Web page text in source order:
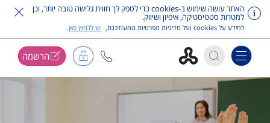
לדלג על תפריט ראשי
האתר עושה שימוש ב-cookies כדי לספק לך חווית גלישה טובה יותר, וכן
למטרות סטטיסטיקה, איפיון ושיווק.
למידע על cookies ועל מדיניות הפרטיות המעודכנת, יש ללחוץ כאן.
Toggle navigation הרשמה